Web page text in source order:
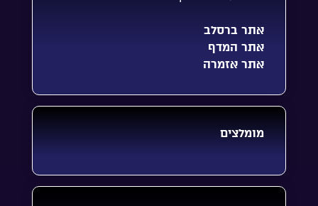
אתר ברסלב
אתר המדף
אתר אזמרה
מומלצים